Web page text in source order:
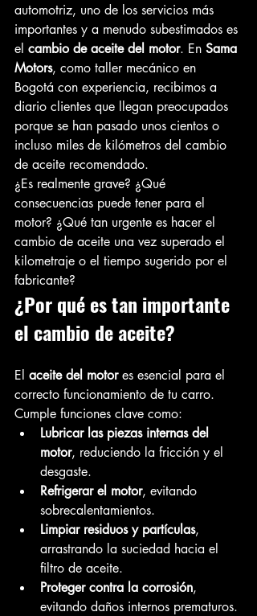
automotriz, uno de los servicios más
importantes y a menudo subestimados es
el cambio de aceite del motor. En Sama
Motors, como taller mecánico en
Bogotá con experiencia, recibimos a
diario clientes que llegan preocupados
porque se han pasado unos cientos o
incluso miles de kilómetros del cambio
de aceite recomendado.
¿Es realmente grave? ¿Qué
consecuencias puede tener para el
motor? ¿Qué tan urgente es hacer el
cambio de aceite una vez superado el
kilometraje o el tiempo sugerido por el
fabricante?
¿Por qué es tan importante
el cambio de aceite?
El aceite del motor es esencial para el
correcto funcionamiento de tu carro.
Cumple funciones clave como:
Lubricar las piezas internas del
motor, reduciendo la fricción y el
desgaste.
Refrigerar el motor, evitando
sobrecalentamientos.
Limpiar residuos y partículas,
arrastrando la suciedad hacia el
filtro de aceite.
Proteger contra la corrosión,
evitando daños internos prematuros.